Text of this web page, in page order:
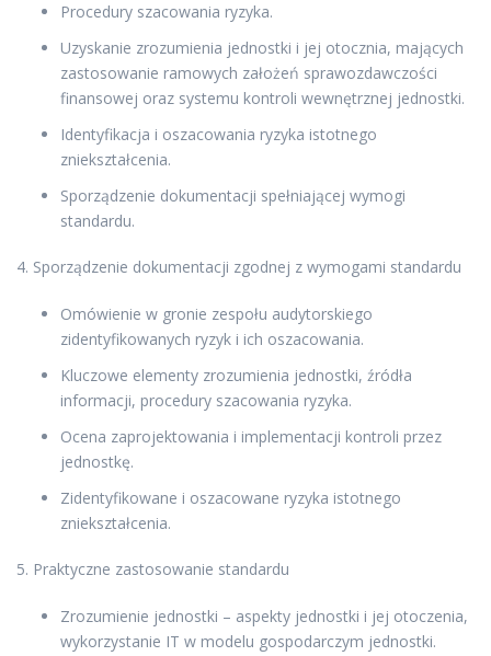
Procedury szacowania ryzyka.
Uzyskanie zrozumienia jednostki i jej otocznia, mających
zastosowanie ramowych założeń sprawozdawczości
finansowej oraz systemu kontroli wewnętrznej jednostki.
Identyfikacja i oszacowania ryzyka istotnego
zniekształcenia.
Sporządzenie dokumentacji spełniającej wymogi
standardu.
4. Sporządzenie dokumentacji zgodnej z wymogami standardu
Omówienie w gronie zespołu audytorskiego
zidentyfikowanych ryzyk i ich oszacowania.
Kluczowe elementy zrozumienia jednostki, źródła
informacji, procedury szacowania ryzyka.
Ocena zaprojektowania i implementacji kontroli przez
jednostkę.
Zidentyfikowane i oszacowane ryzyka istotnego
zniekształcenia.
5. Praktyczne zastosowanie standardu
Zrozumienie jednostki – aspekty jednostki i jej otoczenia,
wykorzystanie IT w modelu gospodarczym jednostki.